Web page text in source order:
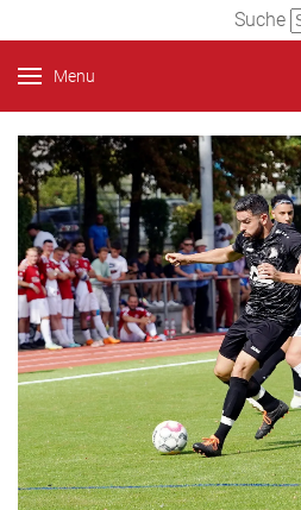
Suche
Menu